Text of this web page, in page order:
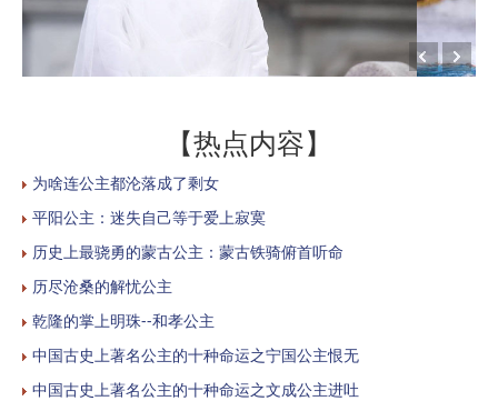
【热点内容】
为啥连公主都沦落成了剩女
平阳公主：迷失自己等于爱上寂寞
历史上最骁勇的蒙古公主：蒙古铁骑俯首听命
历尽沧桑的解忧公主
乾隆的掌上明珠--和孝公主
中国古史上著名公主的十种命运之宁国公主恨无
中国古史上著名公主的十种命运之文成公主进吐